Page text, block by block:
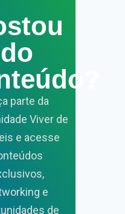
do
parte da
Viver de
e acesse
e
de